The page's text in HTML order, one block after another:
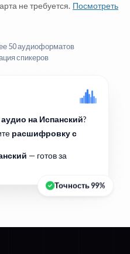
не требуется. Посмотреть
50 аудиоформатов
спикеров
аудио на Испанский?
расшифровку с
— готов за
Точность 99%